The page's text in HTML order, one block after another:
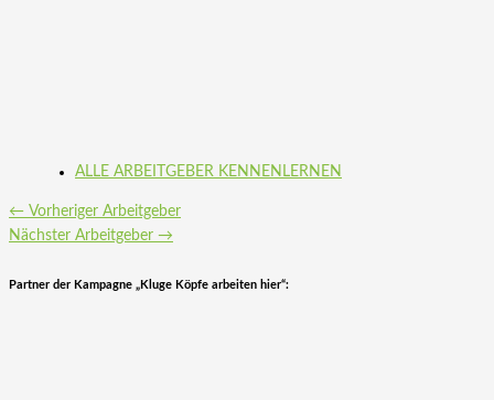
ALLE ARBEITGEBER KENNENLERNEN
← Vorheriger Arbeitgeber
Nächster Arbeitgeber →
Partner der Kampagne „Kluge Köpfe arbeiten hier“: